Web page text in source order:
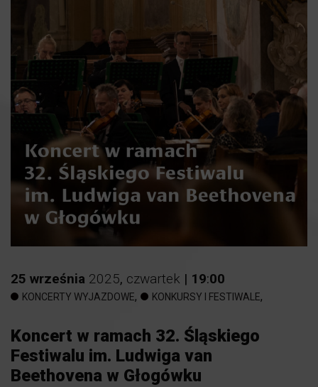
25 września 2025, czwartek | 19:00
KONCERTY WYJAZDOWE, KONKURSY I FESTIWALE,
Koncert w ramach 32. Śląskiego
Festiwalu im. Ludwiga van
Beethovena w Głogówku